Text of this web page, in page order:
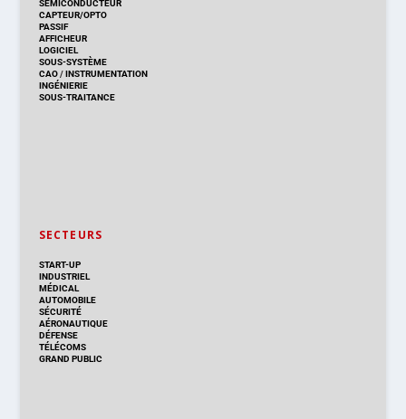
SEMICONDUCTEUR
CAPTEUR/OPTO
PASSIF
AFFICHEUR
LOGICIEL
SOUS-SYSTÈME
CAO/INSTRUMENTATION
INGÉNIERIE
SOUS-TRAITANCE
SECTEURS
START-UP
INDUSTRIEL
MÉDICAL
AUTOMOBILE
SÉCURITÉ
AÉRONAUTIQUE
DÉFENSE
TÉLÉCOMS
GRAND PUBLIC